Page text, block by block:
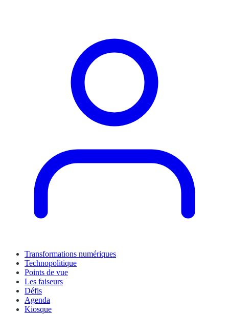
Transformations numériques
Technopolitique
Points de vue
Les faiseurs
Défis
Agenda
Kiosque